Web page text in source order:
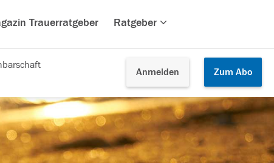
Trauerratgeber Ratgeber
Anmelden Zum Abo